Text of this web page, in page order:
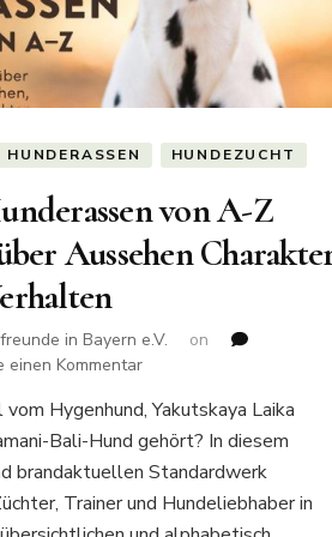
HUNDERASSEN HUNDEZUCHT
von A-Z
Aussehen
in Bayern e.V.
on
einen Kommentarzu
Hunderassen
von
A-
Alles
vom Hygenhund, Yakutskaya Laika
Bali-Hund gehört? In diesem
brandaktuellen Standardwerk
Trainer und Hundeliebhaber in